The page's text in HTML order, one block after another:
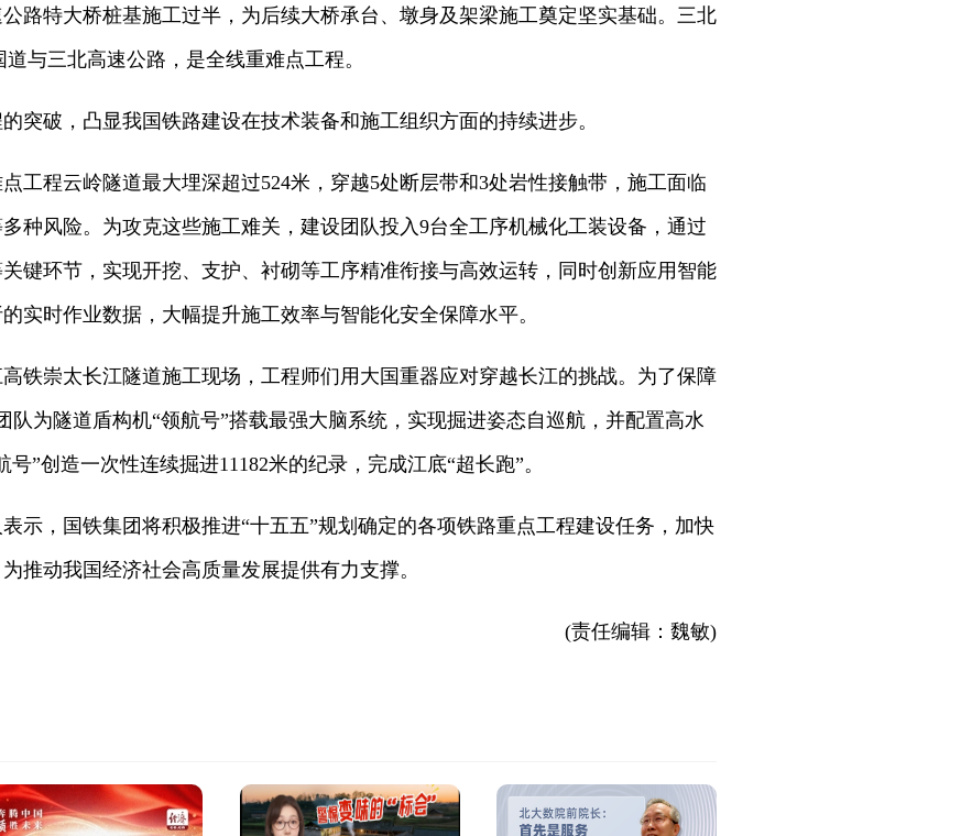
路特大桥桩基施工过半，为后续大桥承台、墩身及架梁施工奠定坚实基础。三北
与三北高速公路，是全线重难点工程。
突破，凸显我国铁路建设在技术装备和施工组织方面的持续进步。
工程云岭隧道最大埋深超过524米，穿越5处断层带和3处岩性接触带，施工面临
种风险。为攻克这些施工难关，建设团队投入9台全工序机械化工装设备，通过
键环节，实现开挖、支护、衬砌等工序精准衔接与高效运转，同时创新应用智能
实时作业数据，大幅提升施工效率与智能化安全保障水平。
铁崇太长江隧道施工现场，工程师们用大国重器应对穿越长江的挑战。为了保障
队为隧道盾构机“领航号”搭载最强大脑系统，实现掘进姿态自巡航，并配置高水
”创造一次性连续掘进11182米的纪录，完成江底“超长跑”。
示，国铁集团将积极推进“十五五”规划确定的各项铁路重点工程建设任务，加快
推动我国经济社会高质量发展提供有力支撑。
(责任编辑：魏敏)